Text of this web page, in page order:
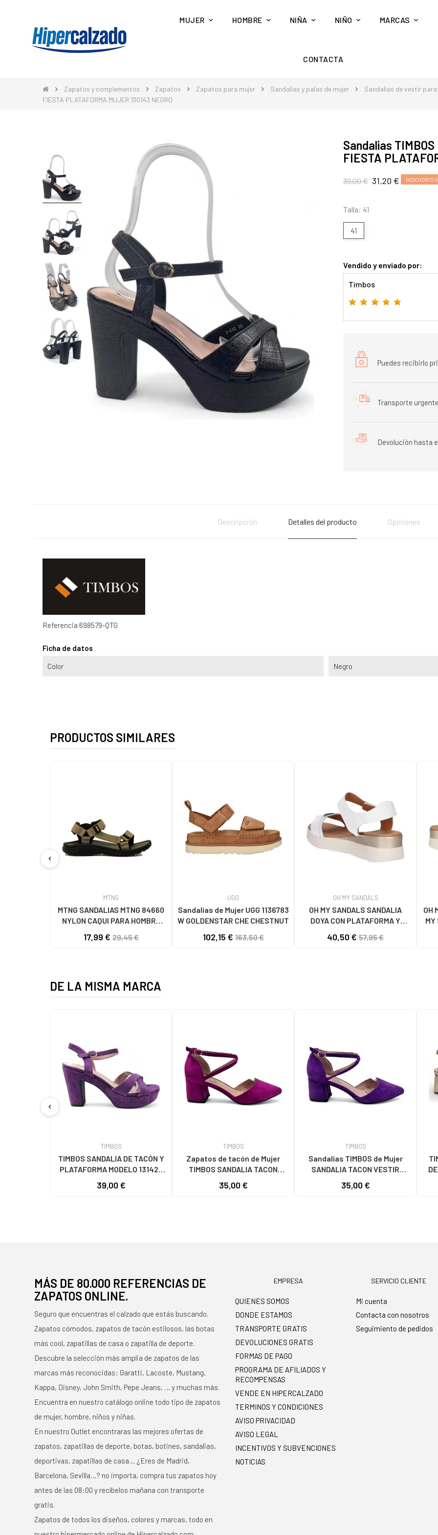
MUJER HOMBRE NIÑA NIÑO MARCAS
CONTACTA
Zapatos y complementos Zapatos Zapatos para mujer Sandalias y palas de mujer Sandalias de vestir para
FIESTA PLATAFORMA MUJER 130143 NEGRO
Sandalias
FIESTA
39,00 € 31,20 € DESCUENTO
Talla: 41
41
Vendido y enviado por:
Timbos
Puedes recibirlo
Transporte
Devolución hasta
Descripción Detalles del producto Opiniones
Referencia 698579-QTG
Ficha de datos
Color Negro
PRODUCTOS SIMILARES
chevron_left
MTNG
MTNG SANDALIAS MTNG 84660
NYLON CAQUI PARA HOMBRE
17,99 €29,45 €
UGG
Sandalias de Mujer UGG 1136783
W GOLDENSTAR CHE CHESTNUT
102,15 €163,50 €
OH MY SANDALS
OH MY SANDALS SANDALIA
DOYA CON PLATAFORMA Y
BLANCO
40,50 € 57,95 €
OH
MY
DE LA MISMA MARCA
chevron_left
TIMBOS
TIMBOS SANDALIA DE TACÓN Y
PLATAFORMA MODELO 131423
39,00 €
TIMBOS
Zapatos de tacón de Mujer
TIMBOS SANDALIA TACON
131221 VARIOS COLORES
35,00 €
TIMBOS
Sandalias TIMBOS de Mujer
SANDALIA TACON VESTIR
35,00 €
MÁS DE 80.000 REFERENCIAS DE
ZAPATOS ONLINE.
Seguro que encuentras el calzado que estás buscando.
Zapatos cómodos, zapatos de tacón estilosos, las botas
más cool, zapatillas de casa o zapatilla de deporte.
Descubre la selección más amplia de zapatos de las
marcas más reconocidas: Garatti, Lacoste, Mustang,
Kappa, Disney, John Smith, Pepe Jeans, … y muchas más.
Encuentra en nuestro catálogo online todo tipo de zapatos
de mujer, hombre, niños y niñas.
En nuestro Outlet encontraras las mejores ofertas de
zapatos, zapatillas de deporte, botas, botines, sandalias,
deportivas, zapatillas de casa… ¿Eres de Madrid,
Barcelona, Sevilla…? no importa, compra tus zapatos hoy
antes de las 08:00 y recíbelos mañana con transporte
gratis.
Zapatos de todos los diseños, colores y marcas, todo en
EMPRESA
QUIENES SOMOS
DONDE ESTAMOS
TRANSPORTE GRATIS
DEVOLUCIONES GRATIS
FORMAS DE PAGO
PROGRAMA DE AFILIADOS Y
RECOMPENSAS
VENDE EN HIPERCALZADO
TERMINOS Y CONDICIONES
AVISO PRIVACIDAD
AVISO LEGAL
INCENTIVOS Y SUBVENCIONES
NOTICIAS
SERVICIO CLIENTE
Mi cuenta
Contacta con nosotros
Seguimiento de pedidos